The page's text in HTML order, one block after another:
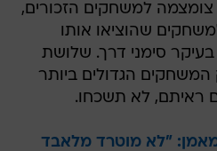
למשחקים הזכורים,
שהוציאו אותו
מקומות 4-10 הם בעיקר סימני דרך. שלושת
הגדולים ביותר
ראיתם, לא תשכחו.
"לא מוטרד מלאבד